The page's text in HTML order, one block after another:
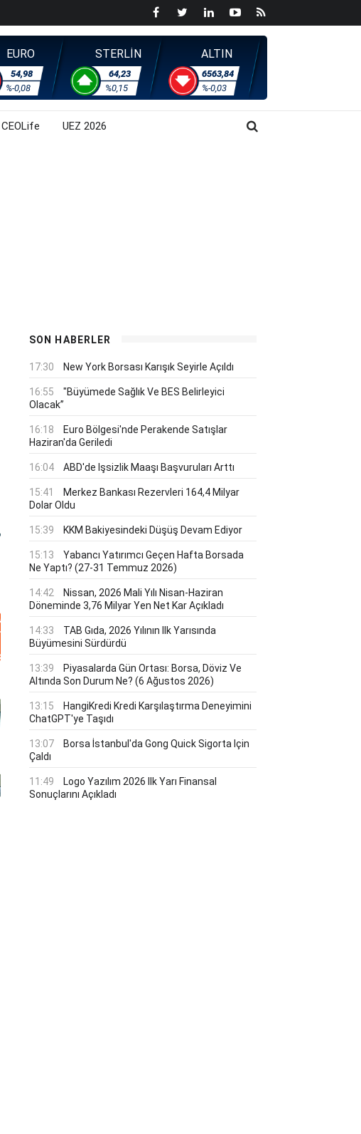
EURO
54,98
%-0,08
STERLİN
64,23
%0,15
ALTIN
6563,84
%-0,03
CEOLife UEZ 2026
SON HABERLER
17:30 New York Borsası Karışık Seyirle Açıldı
16:55
"Büyümede Sağlık Ve BES Belirleyici
Olacak”
16:18
Euro Bölgesi'nde Perakende Satışlar
Haziran'da Geriledi
16:04 ABD'de Işsizlik Maaşı Başvuruları Arttı
15:41
Merkez Bankası Rezervleri 164,4 Milyar
Dolar Oldu
15:39 KKM Bakiyesindeki Düşüş Devam Ediyor
15:13
Yabancı Yatırımcı Geçen Hafta Borsada
Ne Yaptı? (27-31 Temmuz 2026)
14:42
Nissan, 2026 Mali Yılı Nisan-Haziran
Döneminde 3,76 Milyar Yen Net Kar Açıkladı
14:33
TAB Gıda, 2026 Yılının Ilk Yarısında
Büyümesini Sürdürdü
13:39
Piyasalarda Gün Ortası: Borsa, Döviz Ve
Altında Son Durum Ne? (6 Ağustos 2026)
13:15
HangiKredi Kredi Karşılaştırma Deneyimini
ChatGPT'ye Taşıdı
13:07
Borsa İstanbul'da Gong Quick Sigorta Için
Çaldı
11:49
Logo Yazılım 2026 Ilk Yarı Finansal
Sonuçlarını Açıkladı